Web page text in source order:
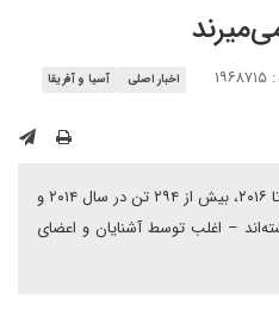
اخبار اصلی
آسیا و آفریقا
دست‌کم ۴۱۴ زن در طی سال ۲۰۱۵ تا ۲۰۱۶، بیش از ۲۹۴ تن در سال ۲۰۱۴ و
در ترکیه کشته‌اند – اغلب توسط آشنایان و اعضای